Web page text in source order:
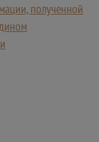
полученной